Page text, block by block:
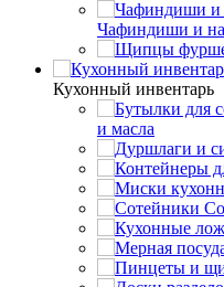
Чафиндиши и
Кухонный инвентарь
и масла